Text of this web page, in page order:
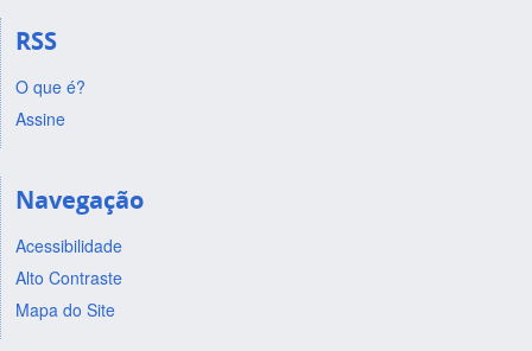
RSS
O que é?
Assine
Navegação
Acessibilidade
Alto Contraste
Mapa do Site